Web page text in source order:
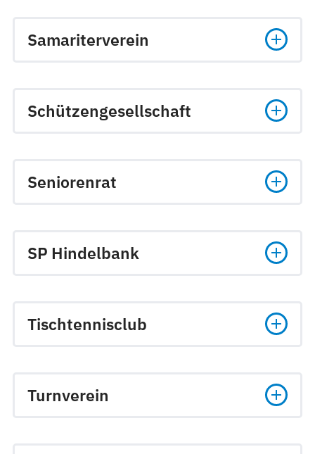
Samariterverein
Schützengesellschaft
Seniorenrat
SP Hindelbank
Tischtennisclub
Turnverein